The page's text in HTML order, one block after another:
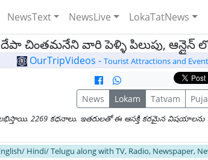
NewsText NewsLive LokaTatNews
చింతమనేని వారి పెళ్ళి పిలుపు, ఆన్లైన్ లో
OurTripVideos - Tourist Attractions and
News Lokam Tatvam Puja
2269 కధనాలు. ఇతరులతో ఈ ఆసక్తి కరమైన విషయాలను
Hindi/ Telugu along with TV, Radio, Newspaper,